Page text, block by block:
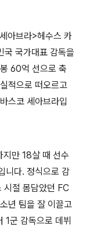
아브라>헤수스 카
국 국가대표 감독을
60억 선으로 축
적으로 떠오르고
스코 세아브라입
지만 18살 때 선수
니다. 정식으로 감
시절 몸담았던 FC
년 팀을 잘 이끌고
1군 감독으로 데뷔